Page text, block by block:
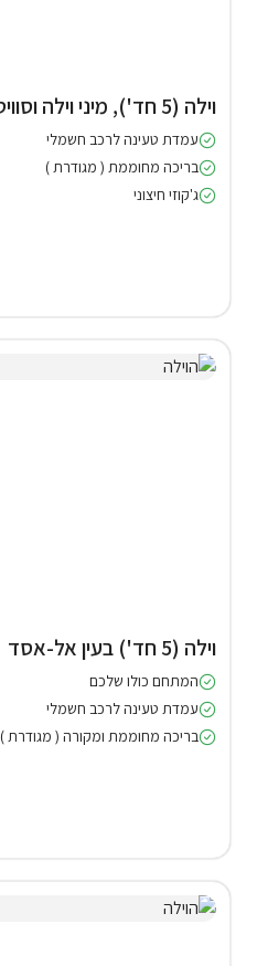
וילה (5 חד'), מיני וילה וסוויטה בנווה זוהר
עמדת טעינה לרכב חשמלי
בריכה מחוממת ( מגודרת )
ג'קוזי חיצוני
וילה (5 חד') בעין אל-אסד
המתחם כולו שלכם
עמדת טעינה לרכב חשמלי
בריכה מחוממת ומקורה ( מגודרת )